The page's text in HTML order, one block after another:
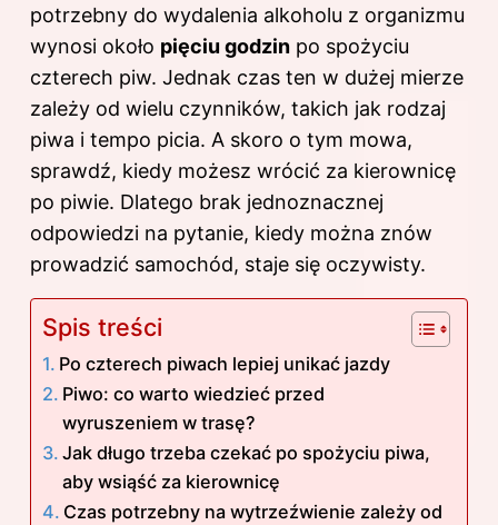
potrzebny do wydalenia alkoholu z organizmu
wynosi około pięciu godzin po spożyciu
czterech piw. Jednak czas ten w dużej mierze
zależy od wielu czynników, takich jak rodzaj
piwa i tempo picia. A skoro o tym mowa,
sprawdź, kiedy możesz wrócić za kierownicę
po piwie. Dlatego brak jednoznacznej
odpowiedzi na pytanie, kiedy można znów
prowadzić samochód, staje się oczywisty.
Spis treści
Po czterech piwach lepiej unikać jazdy
Piwo: co warto wiedzieć przed
wyruszeniem w trasę?
Jak długo trzeba czekać po spożyciu piwa,
aby wsiąść za kierownicę
Czas potrzebny na wytrzeźwienie zależy od